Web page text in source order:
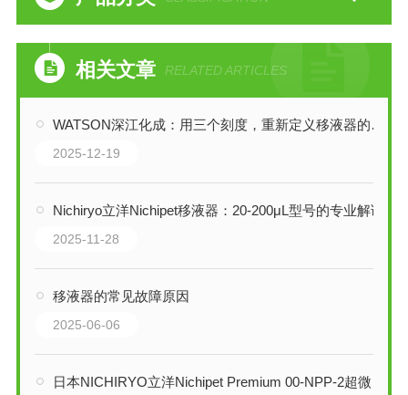
相关文章 RELATED ARTICLES
WATSON深江化成：用三个刻度，重新定义移液器的效率革命
2025-12-19
Nichiryo立洋Nichipet移液器：20-200μL型号的专业解读
2025-11-28
移液器的常见故障原因
2025-06-06
日本NICHIRYO立洋Nichipet Premium 00-NPP-2超微量移液器技术全解析